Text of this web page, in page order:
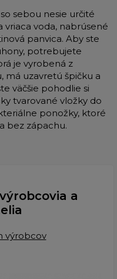
sebou nesie určité
vriaca voda, nabrúsené
panvica. Aby ste
potrebujete
je vyrobená z
má uzavretú špičku a
väčšie pohodlie si
tvarované vložky do
ponožky, ktoré
bez zápachu.
a
výrobcov